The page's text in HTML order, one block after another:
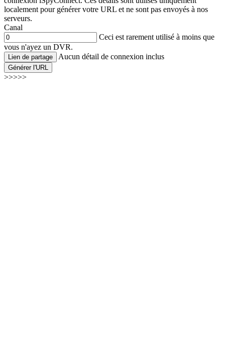
localement pour générer votre URL et ne sont pas envoyés à nos
serveurs.
Canal
Ceci est rarement utilisé à moins que
vous n'ayez un DVR.
Lien de partage Aucun détail de connexion inclus
Générer l'URL
>>>>>